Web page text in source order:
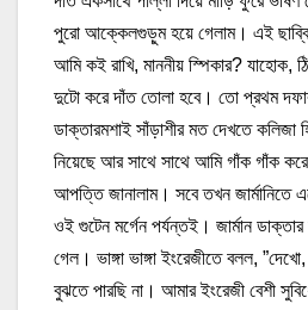
পুরো আক্কেলগুড়ুম হয়ে গেলাম। এই
আমি কই রাখি, মাননীয় স্পিকার? যাহোক,
দুটো করে দাঁত তোলা হবে। তো প্রথম দফার
ডাক্তারমশাই সাঁড়াশীর মত দেখতে কলিজা
নিয়েছে আর সাথে সাথে আমি গাঁক গাঁক
আপত্তি জানালাম। সবে তখন জার্মানিতে
ওই গুটেন মর্গেন পর্যন্তই। জার্মান
গেল। ভাঙ্গা ভাঙ্গা ইংরেজীতে বলল,
বুঝতে পারছি না। আমার ইংরেজী বেশী